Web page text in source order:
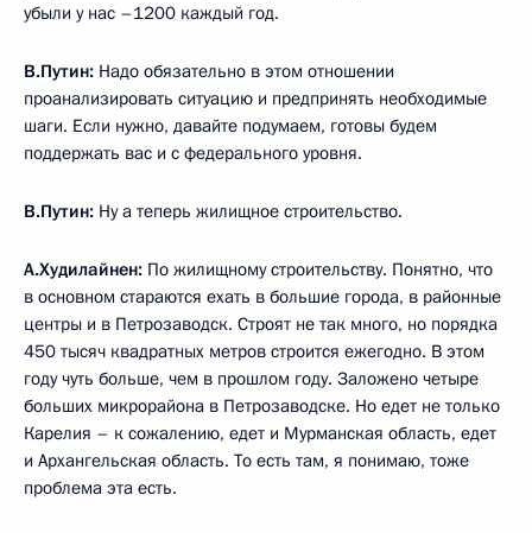
убыли у нас –1200 каждый год.
В.Путин: Надо обязательно в этом отношении
проанализировать ситуацию и предпринять необходимые
шаги. Если нужно, давайте подумаем, готовы будем
поддержать вас и с федерального уровня.
В.Путин: Ну а теперь жилищное строительство.
А.Худилайнен: По жилищному строительству. Понятно, что
в основном стараются ехать в большие города, в районные
центры и в Петрозаводск. Строят не так много, но порядка
450 тысяч квадратных метров строится ежегодно. В этом
году чуть больше, чем в прошлом году. Заложено четыре
больших микрорайона в Петрозаводске. Но едет не только
Карелия – к сожалению, едет и Мурманская область, едет
и Архангельская область. То есть там, я понимаю, тоже
проблема эта есть.